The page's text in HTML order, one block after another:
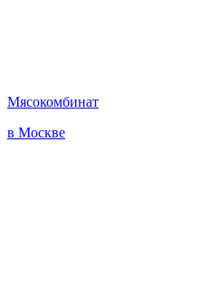
Мясокомбинат
в Москве